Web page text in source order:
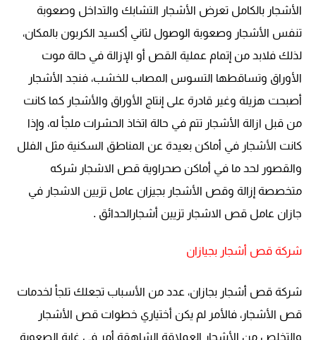
الأشجار بالكامل تعرض الأشجار التشابك والتداخل وصعوبة
تنفس الأشجار وصعوبة الوصول لثاني أكسيد الكربون بالمكان،
لذلك فلابد من إتمام عملية القص أو الإزالة في حالة موت
الأوراق وتساقطها التسوس المصاب للخشب، فنجد الأشجار
أصبحت هزيلة وغير قادرة على إنتاج الأوراق والأشجار كما كانت
من قبل ازالة الأشجار تتم في حالة اتخاذ الحشرات ملجأ له، وإذا
كانت الأشجار في أماكن بعيدة عن المناطق السكنية مثل الفلل
والقصور لحد ما في أماكن صحراوية قص الاشجار شركه
متخصصة إزالة وقص الأشجار بجيزان عامل تزيين الاشجار في
جازان عامل قص الاشجار تزيين أشجارالحدائق .
شركة قص أشجار بجيازان
شركة قص أشجار بجازان، عدد من الأسباب تجعلك تلجأ لخدمات
قص الأشجار، فالأمر لم يكن أختياري خطوات قص الأشجار
والتخلص من الأشجار العملاقة الشاهقة أمر في غاية الصعوبة